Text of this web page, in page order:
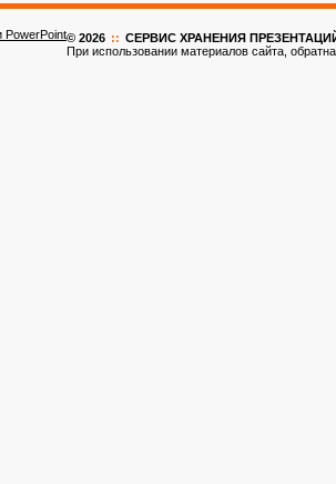
© 2026 :: CЕРВИС ХРАНЕНИЯ ПРЕЗЕНТАЦИЙ
При использовании материалов сайта,